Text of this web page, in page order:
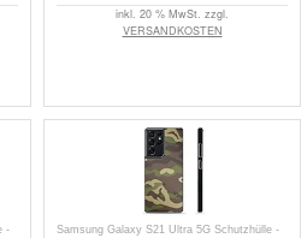
inkl. 20 % MwSt. zzgl.
VERSANDKOSTEN
-
Samsung Galaxy S21 Ultra 5G Schutzhülle -